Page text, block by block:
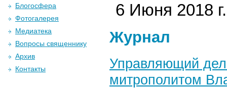
6 Июня 2018 г.
Журнал
Управляющий
митрополитом
Блогосфера
Фотогалерея
Медиатека
Вопросы священнику
Архив
Контакты